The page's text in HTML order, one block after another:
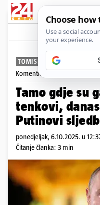
TOMISLAV KLAUŠKI
Komentira
Tamo gdje su
tenkovi,
Putinovi
ponedjeljak, 6.10.2025. u
Čitanje članka: 3 min